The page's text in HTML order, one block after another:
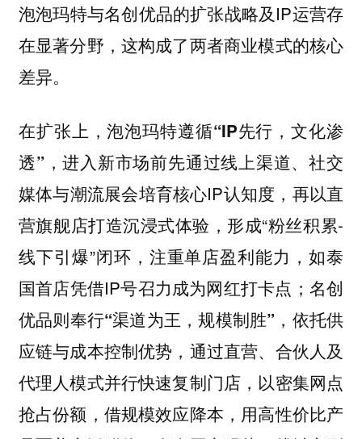
泡泡玛特与名创优品的扩张战略及IP运营存
在显著分野，这构成了两者商业模式的核心
差异。
在扩张上，泡泡玛特遵循“IP先行，文化渗
透”，进入新市场前先通过线上渠道、社交
媒体与潮流展会培育核心IP认知度，再以直
营旗舰店打造沉浸式体验，形成“粉丝积累-
线下引爆”闭环，注重单店盈利能力，如泰
国首店凭借IP号召力成为网红打卡点； 名创
优品则奉行“渠道为王，规模制胜”， 依托供
应链与成本控制优势，通过直营、合伙人及
代理人模式并行快速复制门店，以密集网点
抢占份额，借规模效应降本，用高性价比产